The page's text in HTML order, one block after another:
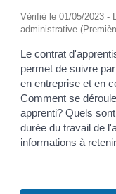
Vérifié le 01/05/2023 -
administrative
Le contrat
permet de suivre
en entreprise et en
Comment se
apprenti? Quels
durée du travail de
informations à